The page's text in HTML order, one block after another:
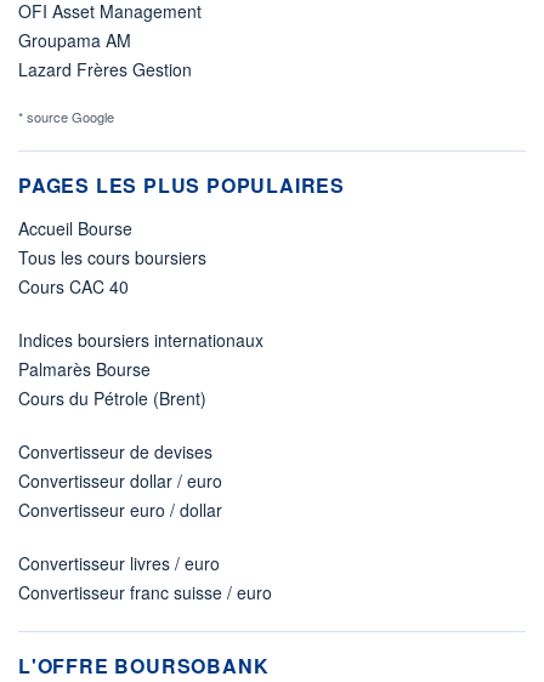
OFI Asset Management
Groupama AM
Lazard Frères Gestion
* source Google
PAGES LES PLUS POPULAIRES
Accueil Bourse
Tous les cours boursiers
Cours CAC 40
Indices boursiers internationaux
Palmarès Bourse
Cours du Pétrole (Brent)
Convertisseur de devises
Convertisseur dollar / euro
Convertisseur euro / dollar
Convertisseur livres / euro
Convertisseur franc suisse / euro
L'OFFRE BOURSOBANK